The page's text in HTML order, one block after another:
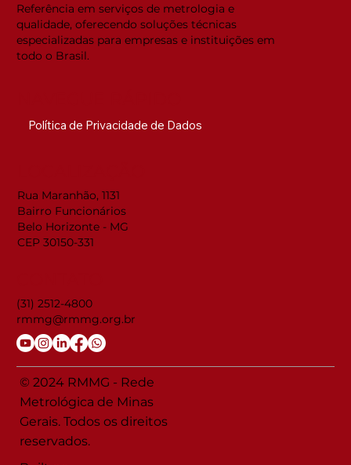
Referência em serviços de metrologia e
qualidade, oferecendo soluções técnicas
especializadas para empresas e instituições em
todo o Brasil.
Política de Privacidade de Dados
Rua Maranhão, 1131
Bairro Funcionários
Belo Horizonte - MG
CEP 30150-331
(31) 2512-4800
rmmg@rmmg.org.br
© 2024 RMMG - Rede
Metrológica de Minas
Gerais. Todos os direitos
reservados.